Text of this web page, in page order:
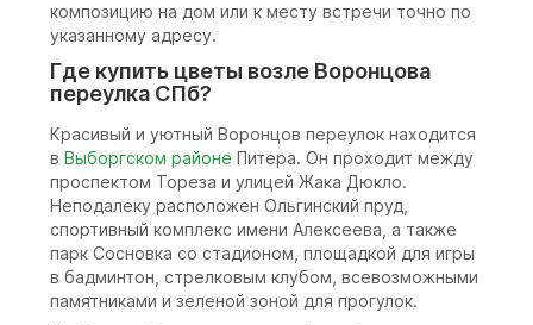
композицию на дом или к месту встречи точно по
указанному адресу.
Где купить цветы возле Воронцова
переулка СПб?
Красивый и уютный Воронцов переулок находится
в Выборгском районе Питера. Он проходит между
проспектом Тореза и улицей Жака Дюкло.
Неподалеку расположен Ольгинский пруд,
спортивный комплекс имени Алексеева, а также
парк Сосновка со стадионом, площадкой для игры
в бадминтон, стрелковым клубом, всевозможными
памятниками и зеленой зоной для прогулок.